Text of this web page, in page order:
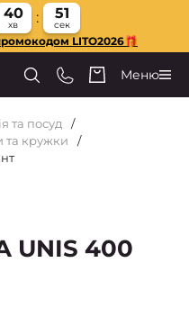
40
хв
50
сек
LITO2026🎁
Меню
та посуд
кружки
UNIS 400